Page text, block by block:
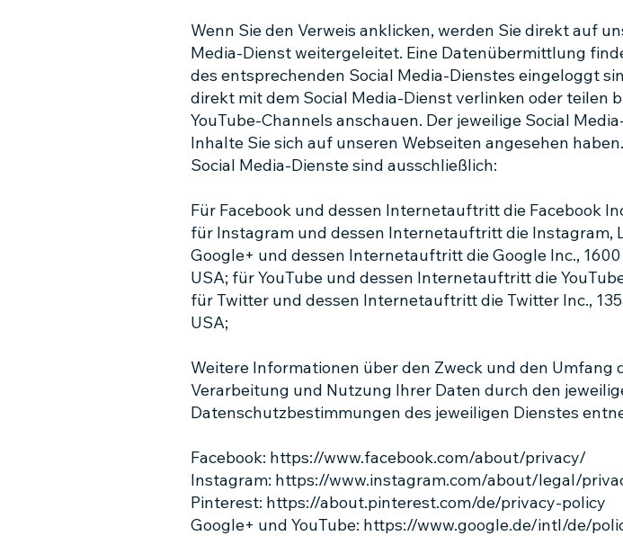
Wenn Sie den Verweis anklicken, werden Sie direkt auf
Media-Dienst weitergeleitet. Eine Datenübermittlung
des entsprechenden Social Media-Dienstes eingeloggt
direkt mit dem Social Media-Dienst verlinken oder teilen
YouTube-Channels anschauen. Der jeweilige Social
Inhalte Sie sich auf unseren Webseiten angesehen
Social Media-Dienste sind ausschließlich:
Für Facebook und dessen Internetauftritt die Facebook
für Instagram und dessen Internetauftritt die Instagram,
Google+ und dessen Internetauftritt die Google Inc.,
USA; für YouTube und dessen Internetauftritt die
für Twitter und dessen Internetauftritt die Twitter Inc.,
USA;
Weitere Informationen über den Zweck und den
Verarbeitung und Nutzung Ihrer Daten durch den
Datenschutzbestimmungen des jeweiligen Dienstes
Facebook: https://www.facebook.com/about/privacy/
Instagram: https://www.instagram.com/about/legal/
Pinterest: https://about.pinterest.com/de/privacy-policy
Google+ und YouTube: https://www.google.de/intl/de/